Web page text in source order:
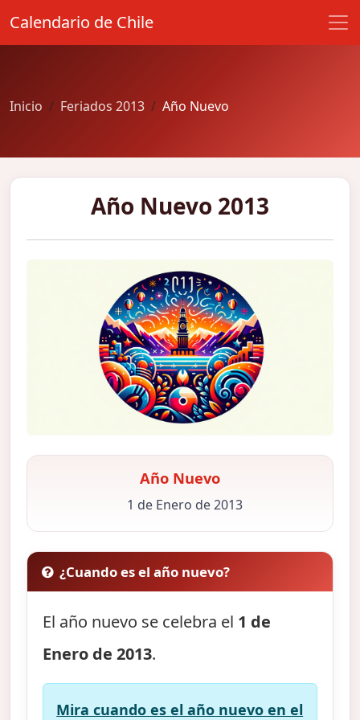
Calendario de Chile
Inicio Feriados 2013 Año Nuevo
Año Nuevo 2013
Año Nuevo
1 de Enero de 2013
¿Cuando es el año nuevo?
El año nuevo se celebra el 1 de
Enero de 2013.
Mira cuando es el año nuevo en el